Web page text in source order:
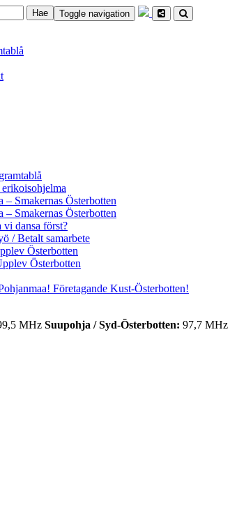
Toggle navigation
– Smakernas Österbotten
– Smakernas Österbotten
vi dansa först?
/ Betalt samarbete
Österbotten
Österbotten
Företagande Kust-Österbotten!
MHz Suupohja / Syd-Österbotten: 97,7 MHz